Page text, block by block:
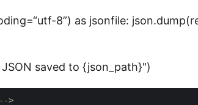
8”) as jsonfile:
saved to {json_path}")
>